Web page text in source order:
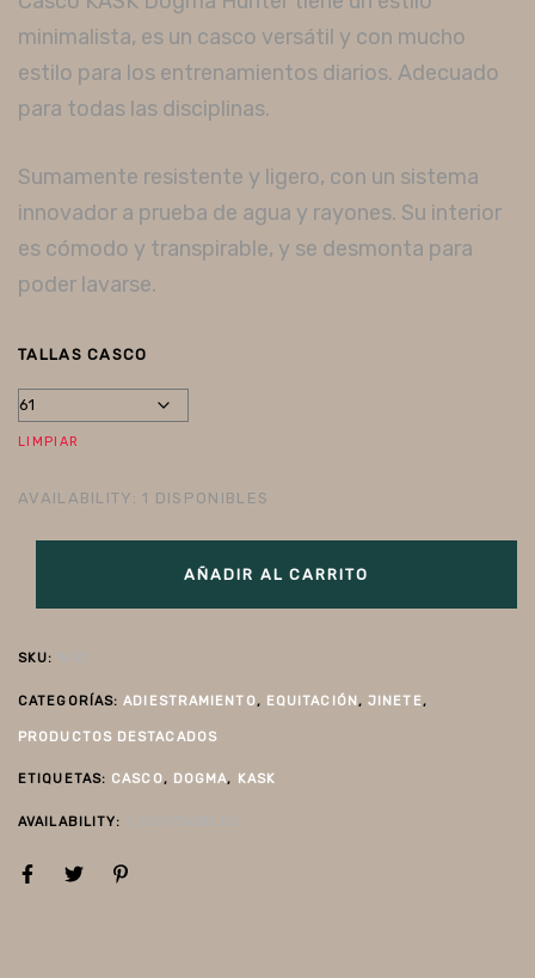
minimalista, es un casco versátil y con mucho
estilo para los entrenamientos diarios. Adecuado
para todas las disciplinas.
Sumamente resistente y ligero, con un sistema
innovador a prueba de agua y rayones. Su interior
es cómodo y transpirable, y se desmonta para
poder lavarse.
TALLAS CASCO
LIMPIAR
AVAILABILITY:1 DISPONIBLES
AÑADIR AL CARRITO
SKU:
CATEGORÍAS:ADIESTRAMIENTO, EQUITACIÓN,JINETE,
PRODUCTOS DESTACADOS
ETIQUETAS: CASCO, DOGMA, KASK
AVAILABILITY: